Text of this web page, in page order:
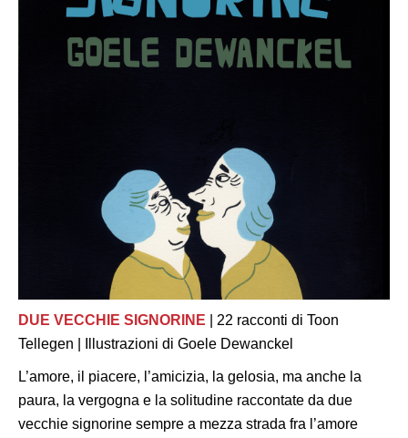
DUE VECCHIE SIGNORINE | 22 racconti di Toon
Tellegen | Illustrazioni di Goele Dewanckel
L’amore, il piacere, l’amicizia, la gelosia, ma anche la
paura, la vergogna e la solitudine raccontate da due
vecchie signorine sempre a mezza strada fra l’amore